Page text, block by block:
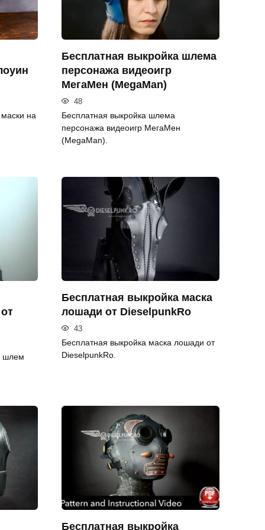
на
Бесплатная выкройка шлема
персонажа видеоигр
МегаМен (MegaMan)
48
Бесплатная выкройка шлема
персонажа видеоигр МегаМен
(MegaMan).
шлем
Бесплатная выкройка маска
лошади от DieselpunkRo
43
Бесплатная выкройка маска лошади от
DieselpunkRo.
Бесплатная выкройка